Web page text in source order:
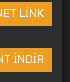
LİNK
İNDİR